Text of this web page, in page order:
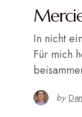
In nicht
Für mich
by